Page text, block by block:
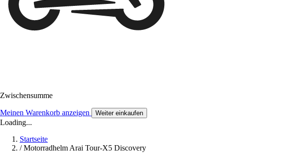
Zwischensumme
Meinen Warenkorb anzeigen Weiter einkaufen
Loading...
Startseite
/ Motorradhelm Arai Tour-X5 Discovery